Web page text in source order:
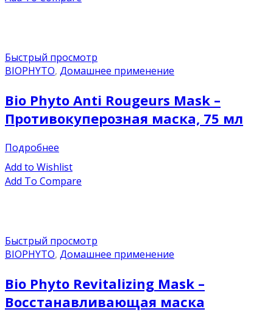
Быстрый просмотр
BIOPHYTO, Домашнее применение
Bio Phyto Anti Rougeurs Mask –
Противокуперозная маска, 75 мл
Подробнее
Add to Wishlist
Add To Compare
Быстрый просмотр
BIOPHYTO, Домашнее применение
Bio Phyto Revitalizing Mask –
Восстанавливающая маска